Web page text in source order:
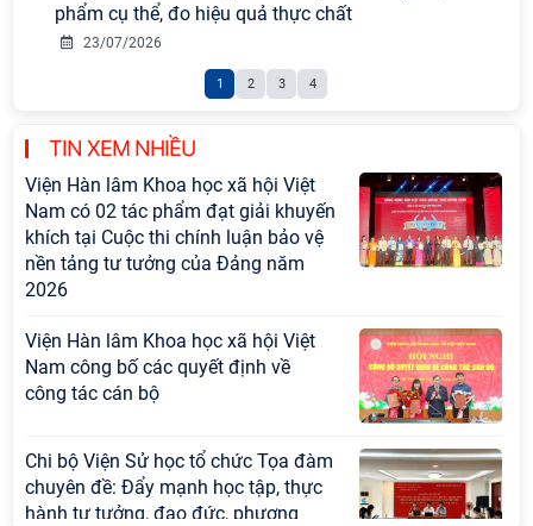
phẩm cụ thể, đo hiệu quả thực chất
23/07/2026
1 2 3 4
TIN XEM NHIỀU
Viện Hàn lâm Khoa học xã hội Việt
Nam có 02 tác phẩm đạt giải khuyến
khích tại Cuộc thi chính luận bảo vệ
nền tảng tư tưởng của Đảng năm
2026
Viện Hàn lâm Khoa học xã hội Việt
Nam công bố các quyết định về
công tác cán bộ
Chi bộ Viện Sử học tổ chức Tọa đàm
chuyên đề: Đẩy mạnh học tập, thực
hành tư tưởng, đạo đức, phương